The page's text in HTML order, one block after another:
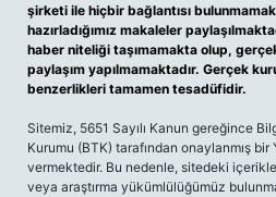
şirketi ile hiçbir bağlantısı
hazırladığımız makaleler
haber niteliği taşımamakta olup,
paylaşım yapılmamaktadır. Gerçek
benzerlikleri tamamen tesadüfidir.
Sitemiz, 5651 Sayılı Kanun gereğince
Kurumu (BTK) tarafından onaylanmış bir
vermektedir. Bu nedenle, sitedeki
veya araştırma yükümlülüğümüz